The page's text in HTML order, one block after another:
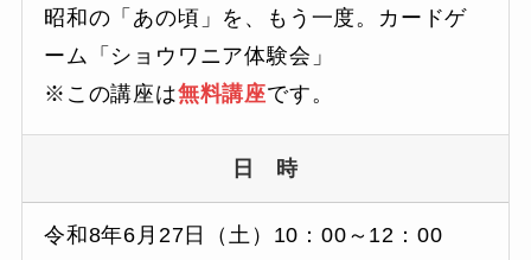
昭和の「あの頃」を、もう一度。カードゲ
ーム「ショウワニア体験会」
※この講座は無料講座です。
日 時
令和8年6月27日（土）10：00～12：00